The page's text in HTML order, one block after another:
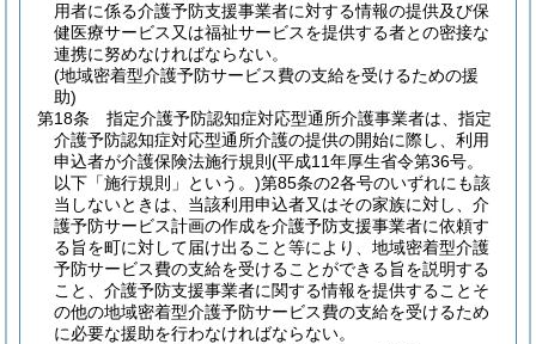
用者に係る介護予防支援事業者に対する情報の提供及び保
健医療サービス又は福祉サービスを提供する者との密接な
連携に努めなければならない。
(地域密着型介護予防サービス費の支給を受けるための援
助)
第18条
指定介護予防認知症対応型通所介護事業者は、指定
介護予防認知症対応型通所介護の提供の開始に際し、利用
申込者が介護保険法施行規則 (平成11年厚生省令第36号。
以下「施行規則」という。)第85条の2各号のいずれにも該
当しないときは、当該利用申込者又はその家族に対し、介
護予防サービス計画の作成を介護予防支援事業者に依頼す
る旨を町に対して届け出ること等により、地域密着型介護
予防サービス費の支給を受けることができる旨を説明する
こと、介護予防支援事業者に関する情報を提供することそ
の他の地域密着型介護予防サービス費の支給を受けるため
に必要な援助を行わなければならない。